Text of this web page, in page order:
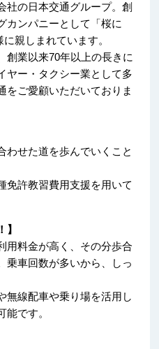
社の日本交通グループ。創
カンパニーとして「桜に
親しまれています。
創業以来70年以上の長きに
ヤー・タクシー業として多
をご愛顧いただいておりま
わせた道を歩んでいくこと
免許教習費用支援を用いて
用料金が高く、その分歩合
乗車回数が多いから、しっ
無線配車や乗り場を活用し
です。